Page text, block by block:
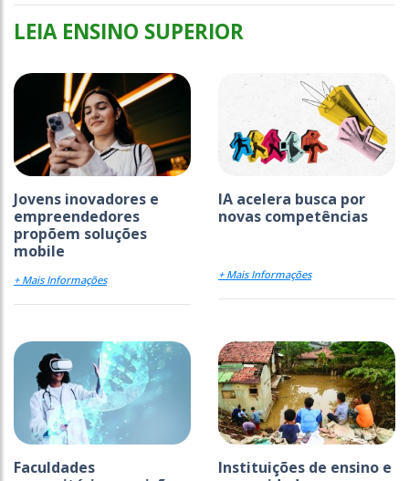
LEIA ENSINO SUPERIOR
Jovens inovadores e
empreendedores
propõem soluções
mobile
+ Mais Informações
IA acelera busca por
novas competências
+ Mais Informações
Faculdades
Instituições de ensino e